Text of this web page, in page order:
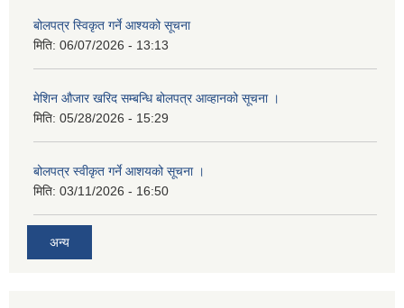
बोलपत्र स्विकृत गर्ने आश्यको सूचना
मिति: 06/07/2026 - 13:13
मेशिन औजार खरिद सम्बन्धि बोलपत्र आव्हानको सूचना ।
मिति: 05/28/2026 - 15:29
बोलपत्र स्वीकृत गर्ने आशयको सूचना ।
मिति: 03/11/2026 - 16:50
अन्य